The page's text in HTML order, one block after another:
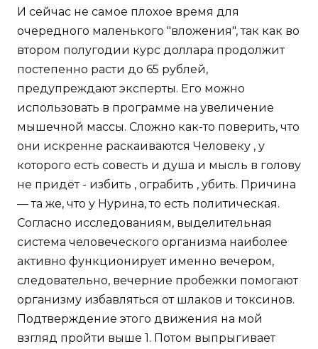
И сейчас не самое плохое время для
очередного маленького "вложения", так как во
втором полугодии курс доллара продолжит
постепенно расти до 65 рублей,
предупреждают эксперты. Его можно
использовать в программе на увеличение
мышечной массы. Сложно как-то поверить, что
они искренне раскаиваются Человеку , у
которого есть совесть и душа и мысль в голову
не придёт - избить , ограбить , убить. Причина
— та же, что у Нурина, то есть политическая.
Согласно исследованиям, выделительная
система человеческого организма наиболее
активно функционирует именно вечером,
следовательно, вечерние пробежки помогают
организму избавляться от шлаков и токсинов.
Подтверждение этого движения на мой
взгляд пройти выше 1. Потом выпрыгивает